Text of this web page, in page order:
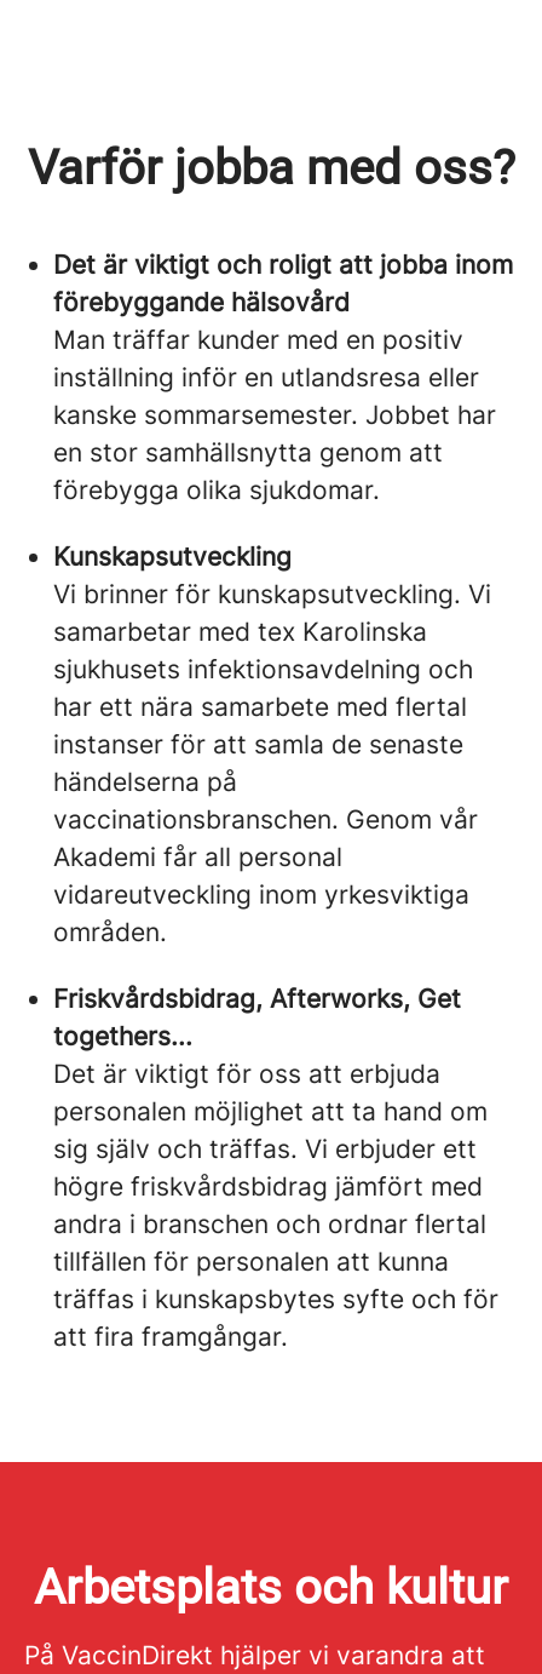
Varför jobba med oss?
Det är viktigt och roligt att jobba inom
förebyggande hälsovård
Man träffar kunder med en positiv
inställning inför en utlandsresa eller
kanske sommarsemester. Jobbet har
en stor samhällsnytta genom att
förebygga olika sjukdomar.
Kunskapsutveckling
Vi brinner för kunskapsutveckling. Vi
samarbetar med tex Karolinska
sjukhusets infektionsavdelning och
har ett nära samarbete med flertal
instanser för att samla de senaste
händelserna på
vaccinationsbranschen. Genom vår
Akademi får all personal
vidareutveckling inom yrkesviktiga
områden.
Friskvårdsbidrag, Afterworks, Get
togethers...
Det är viktigt för oss att erbjuda
personalen möjlighet att ta hand om
sig själv och träffas. Vi erbjuder ett
högre friskvårdsbidrag jämfört med
andra i branschen och ordnar flertal
tillfällen för personalen att kunna
träffas i kunskapsbytes syfte och för
att fira framgångar.
Arbetsplats och kultur
På VaccinDirekt hjälper vi varandra att